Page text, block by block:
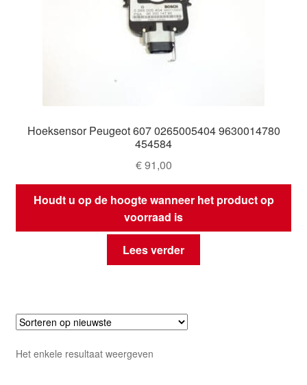
Hoeksensor Peugeot 607 0265005404 9630014780
454584
€91,00
Houdt u op de hoogte wanneer het product op
voorraad is
Lees verder
Het enkele resultaat weergeven